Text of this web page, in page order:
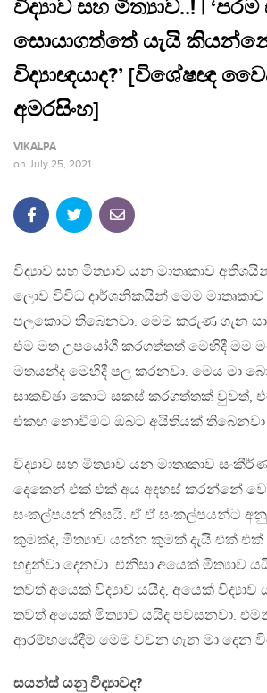
විද්‍යාව සහ මිත්‍යාව..! |
සොයාගත්තේ යැයි
විද්‍යාඥයාද?’ [විශේෂඥ
අමරසිංහ]
VIKALPA
on July 25, 2021
විද්‍යාව සහ මිත්‍යාව යන මාතෘකාව
ලොව විවිධ දාර්ශනිකයින් මෙම
පලකොට තිබෙනවා. මෙම කරුණ ගැන
එම මත උපයෝගී කරගත්තත් මෙහිදී මම
මතයන්ද මෙහිදී පල කරනවා. මෙය මා
සාකච්ඡා කොට සකස් කරගත්තක් වුවත්,
එකඟ නොවීමට ඔබට අයිතියක් තිබෙනවා
විද්‍යාව සහ මිත්‍යාව යන මාතෘකාව
දෙකෙන් එක් එක් අය අදහස් කරන්නේ
සංකල්පයන් නිසයි. ඒ ඒ සංකල්පයන්ට
කුමක්ද, මිත්‍යාව යන්න කුමක් දැයි එක්
හඳුන්වා දෙනවා. එනිසා අයෙක් මිත්‍යාව
තවත් අයෙක් විද්‍යාව යයිද, අයෙක්
තවත් අයෙක් මිත්‍යාව යයිද පවසනවා.
ආරම්භයේදීම මෙම වචන ගැන මා දෙන
සයන්ස් යනු විද්‍යාවද?